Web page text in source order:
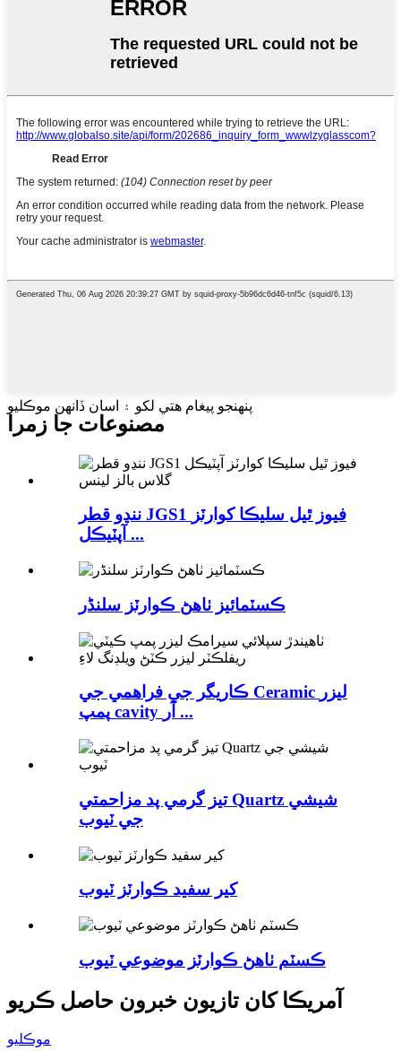
پنهنجو پيغام هتي لکو ۽ اسان ڏانهن موڪليو
مصنوعات جا زمرا
ننڍو قطر JGS1 فيوز ٿيل سليڪا کوارٽز
آپٽيڪل ...
ڪسٽمائيز ٺاھڻ ڪوارٽز سلنڈر
ڪاريگر جي فراهمي جي Ceramic ليزر
پمپ cavity آر ...
تيز گرمي پد مزاحمتي Quartz شيشي
جي ٽيوب
کير سفيد ڪوارٽز ٽيوب
ڪسٽم ٺاھڻ ڪوارٽز موضوعي ٽيوب
آمريڪا کان تازيون خبرون حاصل ڪريو
موڪليو